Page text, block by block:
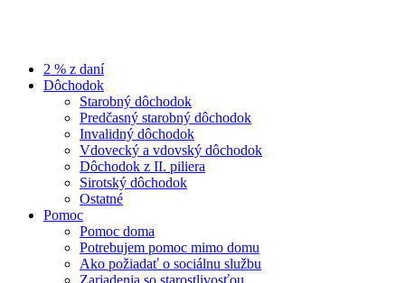
2 % z daní
Dôchodok
Starobný dôchodok
Predčasný starobný dôchodok
Invalidný dôchodok
Vdovecký a vdovský dôchodok
Dôchodok z II. piliera
Sirotský dôchodok
Ostatné
Pomoc
Pomoc doma
Potrebujem pomoc mimo domu
Ako požiadať o sociálnu službu
Zariadenia so starostlivosťou